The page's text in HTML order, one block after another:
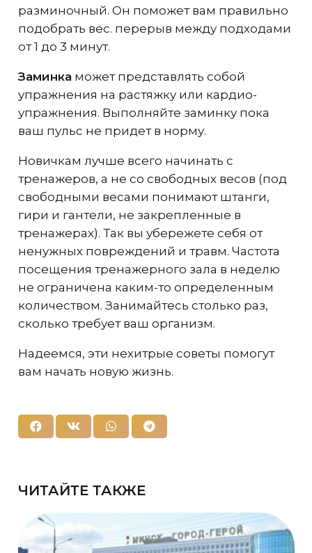
разминочный. Он поможет вам правильно
подобрать вес. перерыв между подходами
от 1 до 3 минут.
Заминкаможет представлять собой
упражнения на растяжку или кардио-
упражнения. Выполняйте заминку пока
ваш пульс не придет в норму.
Новичкам лучше всего начинать с
тренажеров, а не со свободных весов (под
свободными весами понимают штанги,
гири и гантели, не закрепленные в
тренажерах). Так вы убережете себя от
ненужных повреждений и травм. Частота
посещения тренажерного зала в неделю
не ограничена каким-то определенным
количеством. Занимайтесь столько раз,
сколько требует ваш организм.
Надеемся, эти нехитрые советы помогут
вам начать новую жизнь.
ЧИТАЙТЕ ТАКЖЕ